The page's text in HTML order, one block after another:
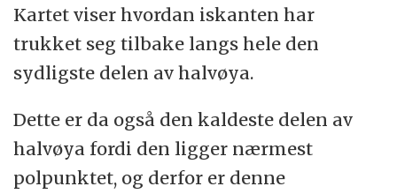
Kartet viser hvordan iskanten har
trukket seg tilbake langs hele den
sydligste delen av halvøya.
Dette er da også den kaldeste delen av
halvøya fordi den ligger nærmest
polpunktet, og derfor er denne